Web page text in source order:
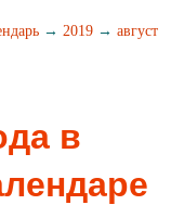
→ 2019 → август
в